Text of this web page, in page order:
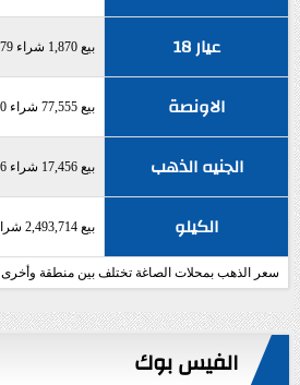
عيار 18 بيع 1,870 شراء 1,879
الاونصة بيع 77,555 شراء 77,910
الجنيه الذهب بيع 17,456 شراء 17,536
الكيلو بيع 2,493,714 شراء 2,505,143
سعر الذهب بمحلات الصاغة تختلف بين منطقة وأخرى
الفيس بوك